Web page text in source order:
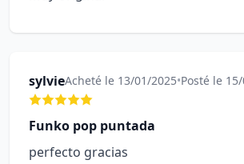
sylvieAcheté le 13/01/2025•Posté le
Funko pop puntada
perfecto gracias